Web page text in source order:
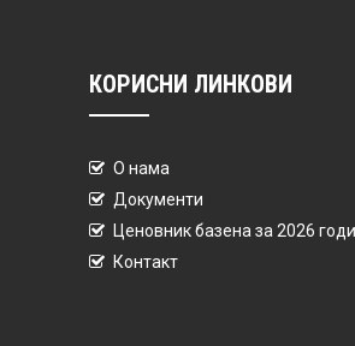
КОРИСНИ ЛИНКОВИ
О нама
Документи
Ценовник базена за 2026
Контакт